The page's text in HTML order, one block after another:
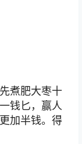
煮肥大枣十
钱匕，赢人
加半钱。得